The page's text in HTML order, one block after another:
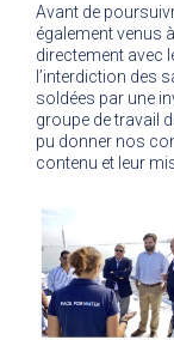
Avant de
également venus
directement avec
l’interdiction des
soldées par une
groupe de travail
pu donner nos
contenu et leur